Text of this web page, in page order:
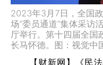
2023年3月7日，全国
场“委员通道”集体采访
厅举行。第十四届全国
长马怀德。图：视觉中
【财新网】
《民